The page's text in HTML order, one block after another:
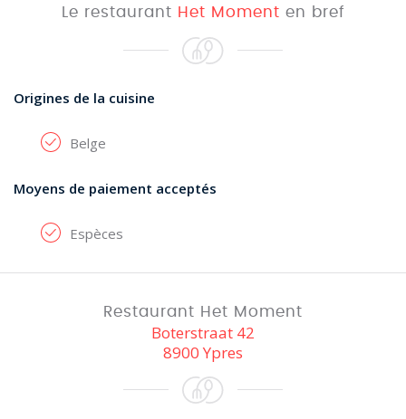
Le restaurant Het Moment en bref
Origines de la cuisine
Belge
Moyens de paiement acceptés
Espèces
Restaurant Het Moment
Boterstraat 42
8900 Ypres